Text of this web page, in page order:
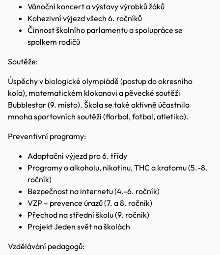
Vánoční koncert a výstavy výrobků žáků
Kohezivní výjezd všech 6. ročníků
Činnost školního parlamentu a spolupráce se
spolkem rodičů
Soutěže:
Úspěchy v biologické olympiádě (postup do okresního
kola), matematickém klokanovi a pěvecké soutěži
Bubblestar (9. místo). Škola se také aktivně účastnila
mnoha sportovních soutěží (florbal, fotbal, atletika).
Preventivní programy:
Adaptační výjezd pro 6. třídy
Programy o alkoholu, nikotinu, THC a kratomu (5.-8.
ročník)
Bezpečnost na internetu (4.-6. ročník)
VZP – prevence úrazů (7. a 8. ročník)
Přechod na střední školu (9. ročník)
Projekt Jeden svět na školách
Vzdělávání pedagogů: